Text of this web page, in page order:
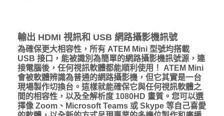
輸出 HDMI 視訊和 USB 網路攝影機訊號
為確保更大相容性，所有 ATEM Mini 型號均搭載
USB 接口，能被識別為簡單的網路攝影機訊號源，連
接電腦後，任何視訊軟體都能順利使用！ ATEM Mini
會被軟體辨識為普通的網路攝影機，但它其實是一台
現場製作切換台。這樣就能確保它與任何視訊軟體之
間的相容性，以及全解析度 1080HD 畫質。您可以選
擇像 Zoom、Microsoft Teams 或 Skype 等自己喜愛